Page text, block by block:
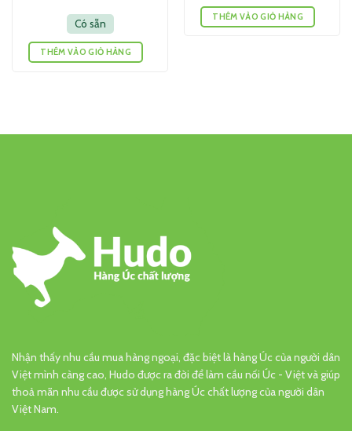
Có sẵn
THÊM VÀO GIỎ HÀNG
THÊM VÀO GIỎ HÀNG
Nhận thấy nhu cầu mua hàng ngoại, đặc biệt là hàng Úc của người dân
Việt mình càng cao, Hudo được ra đời để làm cầu nối Úc - Việt và giúp
thoả mãn nhu cầu được sử dụng hàng Úc chất lượng của người dân
Việt Nam.